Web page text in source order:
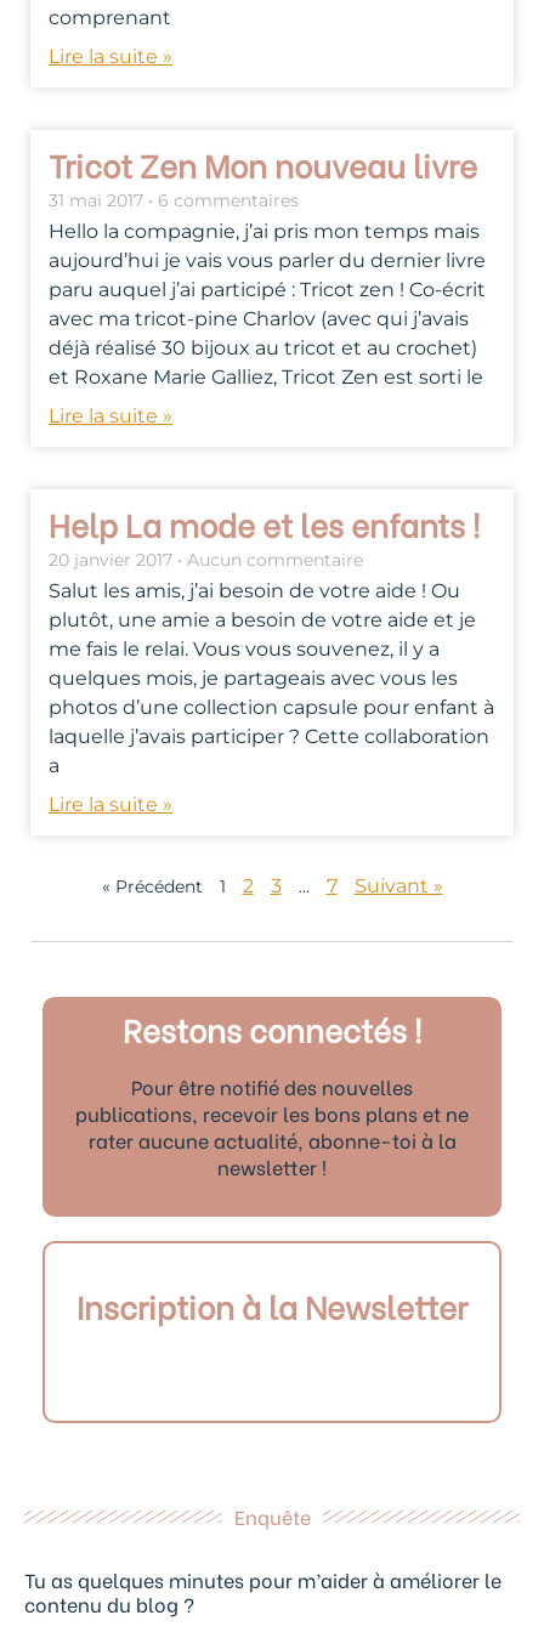
comprenant
Lire la suite »
Tricot Zen Mon nouveau livre
31 mai 2017 6 commentaires
Hello la compagnie, j’ai pris mon temps mais
aujourd’hui je vais vous parler du dernier livre
paru auquel j’ai participé : Tricot zen ! Co-écrit
avec ma tricot-pine Charlov (avec qui j’avais
déjà réalisé 30 bijoux au tricot et au crochet)
et Roxane Marie Galliez, Tricot Zen est sorti le
Lire la suite »
Help La mode et les enfants !
20 janvier 2017 Aucun commentaire
Salut les amis, j’ai besoin de votre aide ! Ou
plutôt, une amie a besoin de votre aide et je
me fais le relai. Vous vous souvenez, il y a
quelques mois, je partageais avec vous les
photos d’une collection capsule pour enfant à
laquelle j’avais participer ? Cette collaboration
a
Lire la suite »
« Précédent 1 2 3 … 7 Suivant »
Restons connectés !
Pour être notifié des nouvelles
publications, recevoir les bons plans et ne
rater aucune actualité, abonne-toi à la
newsletter !
Inscription à la Newsletter
Enquête
Tu as quelques minutes pour m’aider à améliorer le
contenu du blog ?